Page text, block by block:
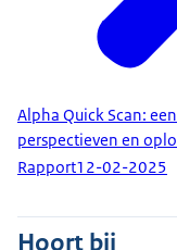
Alpha Quick Scan:
perspectieven en
Rapport12-02-2025
Hoort bij